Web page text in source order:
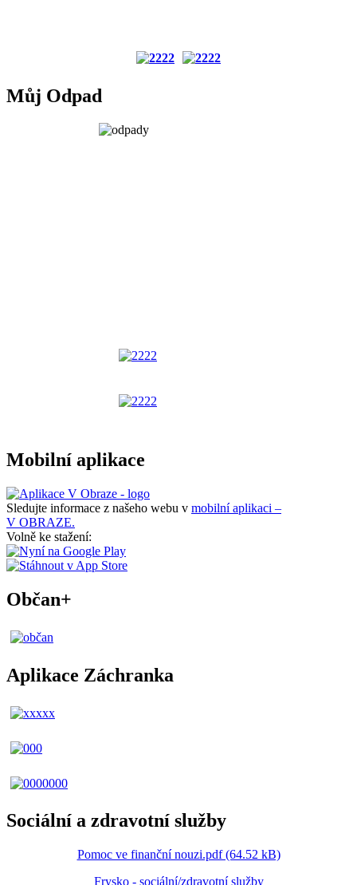
Můj Odpad
Mobilní aplikace
Sledujte informace z našeho webu v mobilní aplikaci –
V OBRAZE.
Volně ke stažení:
Občan+
Aplikace Záchranka
Sociální a zdravotní služby
Pomoc ve finanční nouzi.pdf (64.52 kB)
Frysko - sociální/zdravotní služby